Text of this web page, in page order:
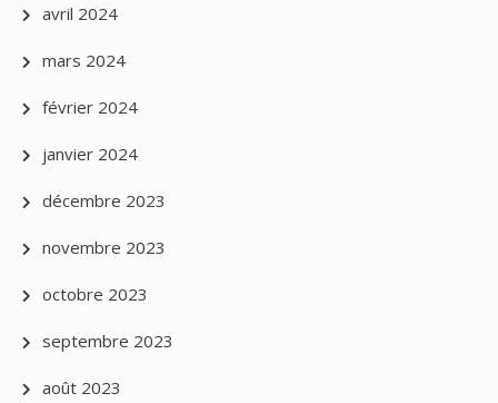
avril 2024
mars 2024
février 2024
janvier 2024
décembre 2023
novembre 2023
octobre 2023
septembre 2023
août 2023